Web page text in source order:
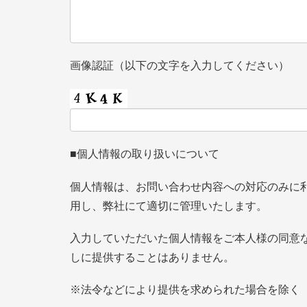
画像認証（以下の文字を入力してください）
■個人情報の取り扱いについて
個人情報は、お問い合わせ内容への対応のみに
用し、弊社にて適切に管理いたします。
入力していただいた個人情報をご本人様の同意
しに提供することはありません。
※法令などにより提供を求められた場合を除く